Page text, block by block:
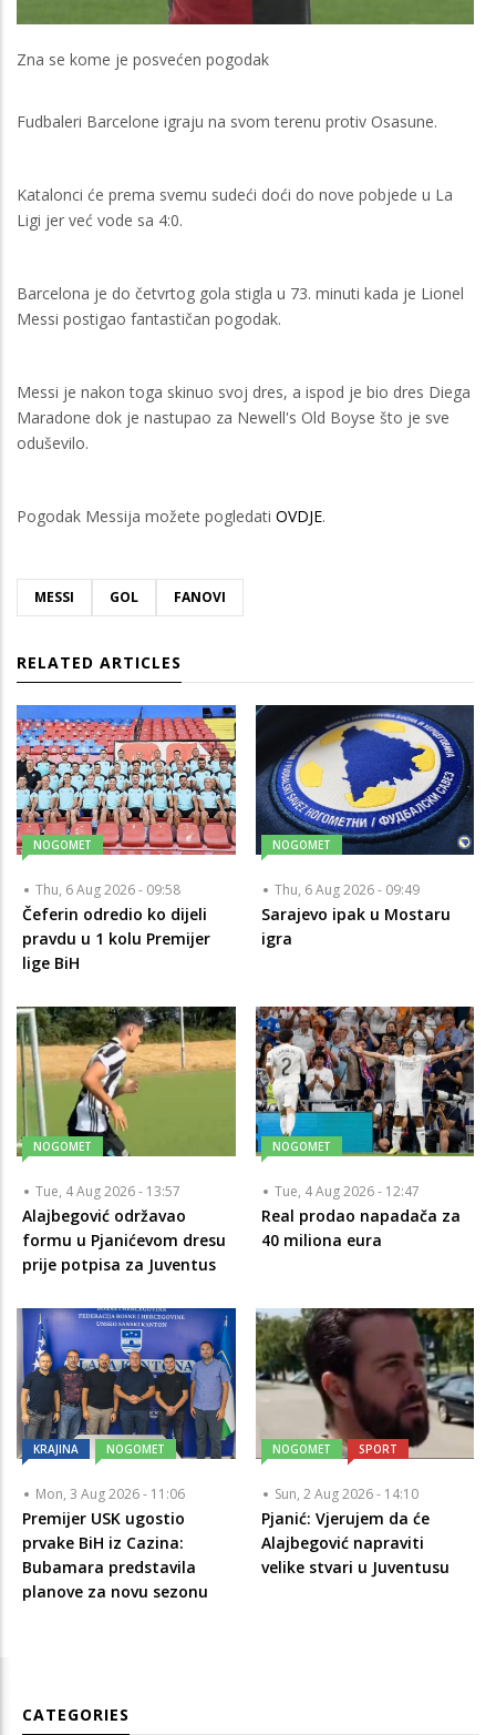
Zna se kome je posvećen pogodak
Fudbaleri Barcelone igraju na svom terenu protiv Osasune.
Katalonci će prema svemu sudeći doći do nove pobjede u La
Ligi jer već vode sa 4:0.
Barcelona je do četvrtog gola stigla u 73. minuti kada je Lionel
Messi postigao fantastičan pogodak.
Messi je nakon toga skinuo svoj dres, a ispod je bio dres Diega
Maradone dok je nastupao za Newell's Old Boyse što je sve
oduševilo.
Pogodak Messija možete pogledati OVDJE.
MESSI GOL FANOVI
RELATED ARTICLES
NOGOMET
Thu, 6 Aug 2026 - 09:58
Čeferin odredio ko dijeli
pravdu u 1 kolu Premijer
lige BiH
NOGOMET
Thu, 6 Aug 2026 - 09:49
Sarajevo ipak u Mostaru
igra
NOGOMET
Tue, 4 Aug 2026 - 13:57
Alajbegović održavao
formu u Pjanićevom dresu
prije potpisa za Juventus
NOGOMET
Tue, 4 Aug 2026 - 12:47
Real prodao napadača za
40 miliona eura
KRAJINA NOGOMET
Mon, 3 Aug 2026 - 11:06
Premijer USK ugostio
prvake BiH iz Cazina:
Bubamara predstavila
planove za novu sezonu
NOGOMET SPORT
Sun, 2 Aug 2026 - 14:10
Pjanić: Vjerujem da će
Alajbegović napraviti
velike stvari u Juventusu
CATEGORIES